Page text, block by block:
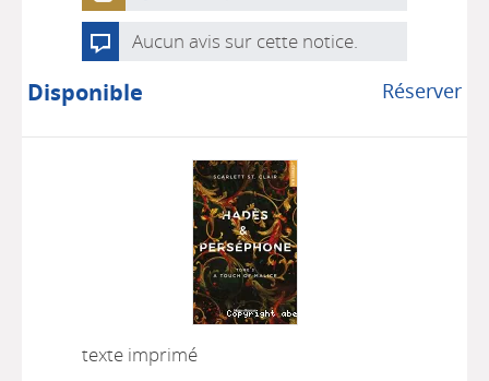
Aucun avis sur cette notice.
Réserver
Disponible
texte imprimé